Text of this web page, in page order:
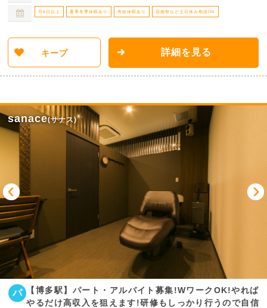
月6日以上 夏季冬季休暇あり 有給休暇あり 冠婚祭など土日休み相談OK
キープ 詳細を見る
sanace(サナス)
パ
【博多駅】パート・アルバイト募集!WワークOK!やれば
やるだけ高収入を狙えます!研修もしっかり行うので自信